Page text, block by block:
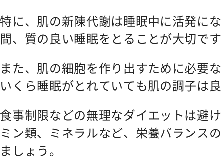
特に、肌の新陳代謝は睡眠中に活発に
間、質の良い睡眠をとることが大切で
また、肌の細胞を作り出すために必要
いくら睡眠がとれていても肌の調子は
食事制限などの無理なダイエットは避
ミン類、ミネラルなど、栄養バランス
ましょう。